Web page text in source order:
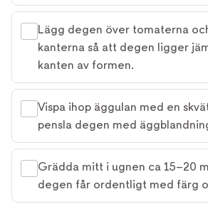
Lägg degen över tomaterna
kanterna så att degen ligger
kanten av formen.
Vispa ihop äggulan med en
pensla degen med
Grädda mitt i ugnen ca 15–20
degen får ordentligt med färg